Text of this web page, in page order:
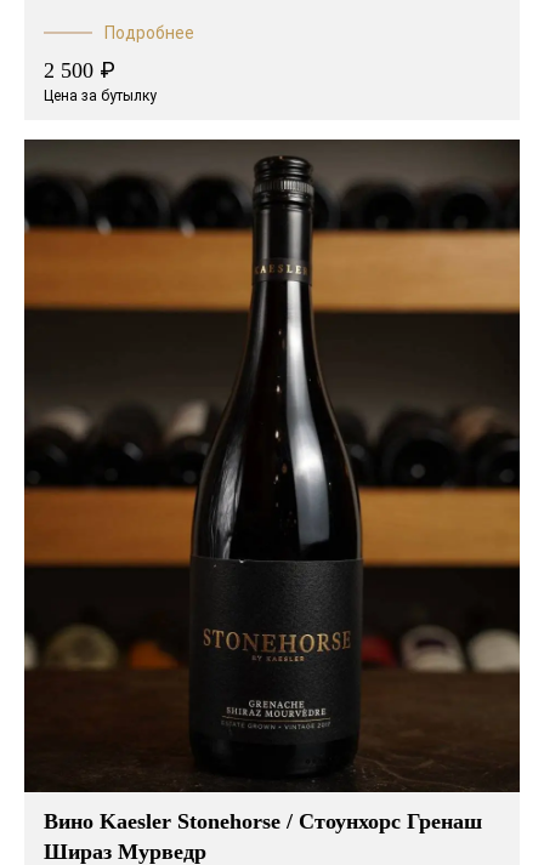
Подробнее
2 500 ₽
Цена за бутылку
Вино Kaesler Stonehorse / Стоунхорс Гренаш
Шираз Мурведр